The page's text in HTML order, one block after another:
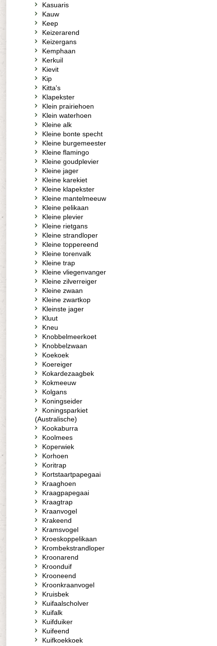
Kasuaris
Kauw
Keep
Keizerarend
Keizergans
Kemphaan
Kerkuil
Kievit
Kip
Kitta's
Klapekster
Klein prairiehoen
Klein waterhoen
Kleine alk
Kleine bonte specht
Kleine burgemeester
Kleine flamingo
Kleine goudplevier
Kleine jager
Kleine karekiet
Kleine klapekster
Kleine mantelmeeuw
Kleine pelikaan
Kleine plevier
Kleine rietgans
Kleine strandloper
Kleine toppereend
Kleine torenvalk
Kleine trap
Kleine vliegenvanger
Kleine zilverreiger
Kleine zwaan
Kleine zwartkop
Kleinste jager
Kluut
Kneu
Knobbelmeerkoet
Knobbelzwaan
Koekoek
Koereiger
Kokardezaagbek
Kokmeeuw
Kolgans
Koningseider
Koningsparkiet
(Australische)
Kookaburra
Koolmees
Koperwiek
Korhoen
Koritrap
Kortstaartpapegaai
Kraaghoen
Kraagpapegaai
Kraagtrap
Kraanvogel
Krakeend
Kramsvogel
Kroeskoppelikaan
Krombekstrandloper
Kroonarend
Kroonduif
Krooneend
Kroonkraanvogel
Kruisbek
Kuifaalscholver
Kuifalk
Kuifduiker
Kuifeend
Kuifkoekkoek